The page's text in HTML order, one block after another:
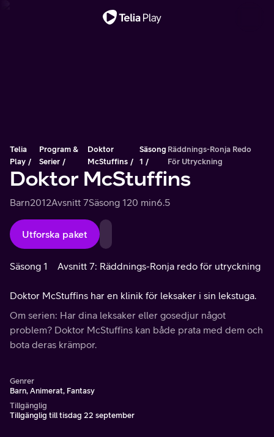
Telia
Play
Program &
Serier
Doktor
McStuffins
Säsong
1
Räddnings-Ronja Redo
För Utryckning
Doktor McStuffins
Barn2012Avsnitt 7Säsong 120 min6.5
Utforska paket
Säsong 1 Avsnitt 7: Räddnings-Ronja redo för utryckning
Doktor McStuffins har en klinik för leksaker i sin lekstuga.
Om serien: Har dina leksaker eller gosedjur något
problem? Doktor McStuffins kan både prata med dem och
bota deras krämpor.
Genrer
Barn, Animerat, Fantasy
Tillgänglig
Tillgänglig till tisdag 22 september